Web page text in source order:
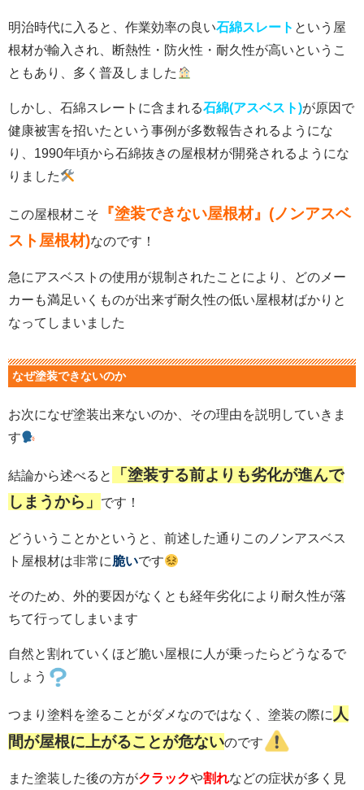
明治時代に入ると、作業効率の良い石綿スレート という屋
根材が輸入され、断熱性・防火性・耐久性が高いというこ
ともあり、多く普及しました
しかし、石綿スレートに含まれる石綿(アスベスト)が原因で
健康被害を招いた という事例が多数報告されるようにな
り、 1990年頃から石綿抜きの屋根材が開発されるようにな
りました
この屋根材こそ
『塗装できない屋根材』(ノンアスベ
スト屋根材)なのです！
急にアスベストの使用が規制されたことにより、どのメー
カーも満足いくものが出来ず耐久性の低い屋根材ばかりと
なってしまいました
なぜ塗装できないのか
お次になぜ塗装出来ないのか、その理由を説明していきま
す
結論から述べると
「塗装する前よりも劣化が進んで
しまうから」
です！
どういうことかというと、前述した通りこのノンアスベス
ト屋根材は非常に脆いです
そのため、外的要因がなくとも経年劣化により耐久性が落
ちて行ってしまいます
自然と割れていくほど脆い屋根に人が乗ったらどうなるで
しょう
つまり塗料を塗ることがダメなのではなく、塗装の際に 人
間が屋根に上がることが危ないのです
また塗装した後の方がクラックや割れなどの症状が多く見